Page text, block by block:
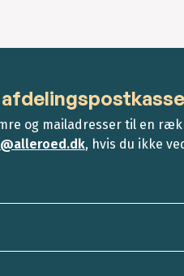
og mailadresser til en
, hvis du ikke